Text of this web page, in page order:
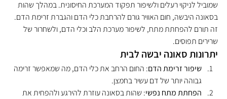
שמוביל לניקוי רעלים ולשיפור תפקוד המערכת החיסונית. במהלך שהות
בסאונה היבשה, חום האוויר גורם להרחבת כלי הדם והגברת זרימת הדם.
זה תורם להפחתת מתח, לשיפור מערכת הלב וכלי הדם, ולשחרור של
שרירים תפוסים.
יתרונות סאונה יבשה לבית
שיפור זרימת הדם: החום הרחב את כלי הדם, מה שמאפשר זרימה
גבוהה יותר של דם עשיר בחמצן.
הפחתת מתח נפשי: שהות בסאונה עוזרת להירגע ולהפחית את